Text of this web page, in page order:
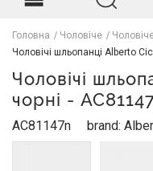
Головна Чоловіче
Чоловічі шльопанці Alberto
Чоловічі
чорні -
AC81147n brand: